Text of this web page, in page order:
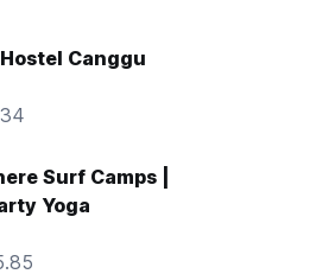
Canggu
Surf Camps |
Yoga